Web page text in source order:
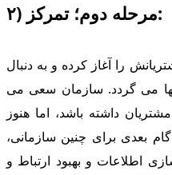
۲) مرحله دوم؛ تمركز:
را آغاز كرده و به دنبال
می گردد. سازمان سعی می
داشته باشد، اما هنوز
بعدی برای چنین سازمانی،
اطلاعات و بهبود ارتباط و